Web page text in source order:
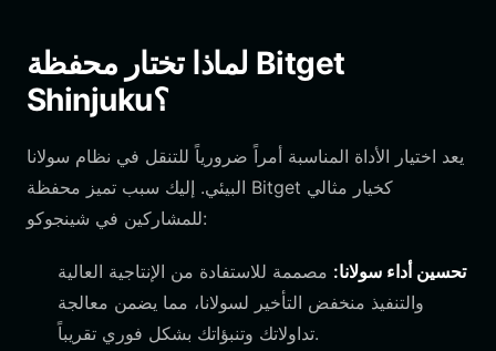
لماذا تختار محفظة Bitget
Shinjuku؟
يعد اختيار الأداة المناسبة أمراً ضرورياً للتنقل في نظام سولانا
البيئي. إليك سبب تميز محفظة Bitget كخيار مثالي
للمشاركين في شينجوكو:
تحسين أداء سولانا: مصممة للاستفادة من الإنتاجية العالية
والتنفيذ منخفض التأخير لسولانا، مما يضمن معالجة
تداولاتك وتنبؤاتك بشكل فوري تقريباً.